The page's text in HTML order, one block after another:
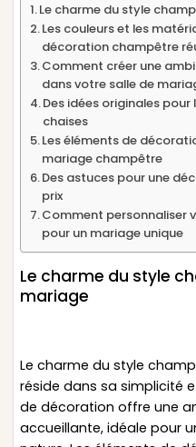
Le charme du style
Les couleurs et les
décoration champêtre
Comment créer une
dans votre salle de
Des idées originales
chaises
Les éléments de
mariage champêtre
Des astuces pour une
prix
Comment personnaliser
pour un mariage unique
Le charme du style
mariage
Le charme du style
réside dans sa simplicité
de décoration offre une
accueillante, idéale pour